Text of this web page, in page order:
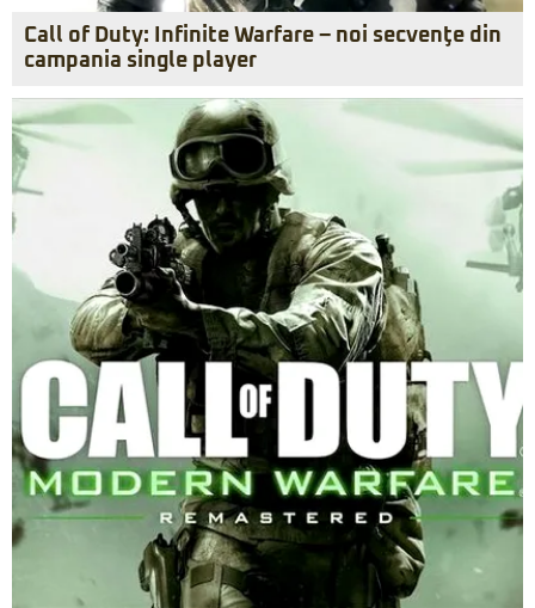
Call of Duty: Infinite Warfare – noi secvenţe din
campania single player